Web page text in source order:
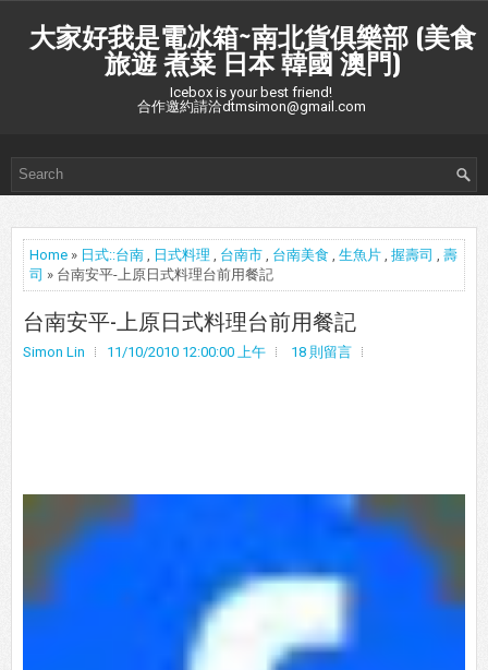
大家好我是電冰箱~南北貨俱樂部 (美食
旅遊 煮菜 日本 韓國 澳門)
Icebox is your best friend!
合作邀約請洽dtmsimon@gmail.com
Home » 日式::台南 , 日式料理 , 台南市 , 台南美食 , 生魚片 , 握壽司 , 壽
司 » 台南安平-上原日式料理台前用餐記
台南安平-上原日式料理台前用餐記
Simon Lin 11/10/2010 12:00:00 上午 18 則留言